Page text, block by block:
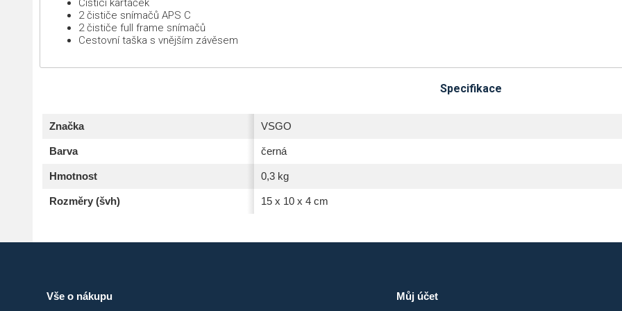
2 čističe snímačů APS C
2 čističe full frame snímačů
Cestovní taška s vnějším závěsem
Specifikace
Značka VSGO
Barva černá
Hmotnost 0,3 kg
Rozměry (švh) 15 x 10 x 4 cm
Vše o nákupu Můj účet